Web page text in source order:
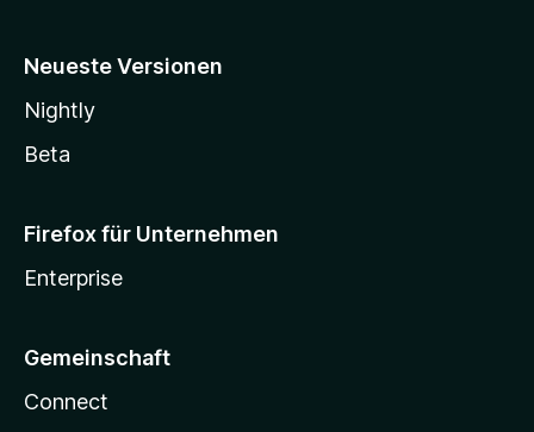
Neueste Versionen
Nightly
Beta
Firefox für Unternehmen
Enterprise
Gemeinschaft
Connect